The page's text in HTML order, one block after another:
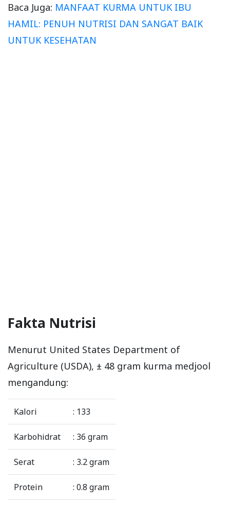
Baca Juga: MANFAAT KURMA UNTUK IBU
HAMIL: PENUH NUTRISI DAN SANGAT BAIK
UNTUK KESEHATAN
Fakta Nutrisi
Menurut United States Department of
Agriculture (USDA), ± 48 gram kurma medjool
mengandung:
Kalori : 133
Karbohidrat : 36 gram
Serat : 3.2 gram
Protein : 0.8 gram